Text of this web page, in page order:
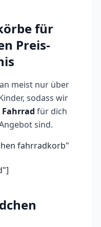
für
Preis-
meist nur über
sodass wir
für dich
sind.
fahrradkorb"